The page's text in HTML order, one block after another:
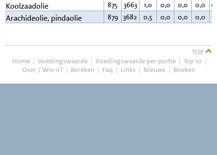
Koolzaadolie 875 3663 1,0 0,0 0,0 0,0
Arachideolie, pindaolie 879 3682 0,5 0,0 0,0 0,0
TOP
Home | Voedingswaarde | Voedingswaarde per portie | Top 10 |
Over / Wie is? | Bereken | Faq | Links | Nieuws | Boeken